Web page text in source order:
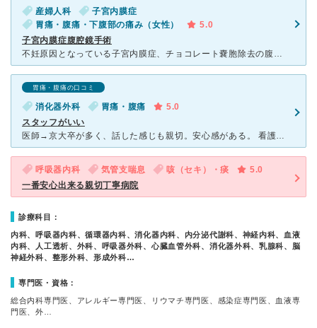
産婦人科
子宮内膜症
胃痛・腹痛・下腹部の痛み（女性）
5.0
子宮内膜症腹腔鏡手術
不妊原因となっている子宮内膜症、チョコレート嚢胞除去の腹腔鏡手術のため受診。外来の待ち時間は1時間程度(大きい病院なら普通レベル)。男性医師だが熱心な説明と挙児希望をふまえた術式を選択して下さった。丁
胃痛・腹痛の口コミ
消化器外科 胃痛・腹痛
5.0
スタッフがいい
医師→京大卒が多く、話した感じも親切。安心感がある。 看護師→親切でテキパキ動いている感じ。 臨床検査技師→きちんとしている感じ。 施設→広くて綺麗 マイナス点→待ち時間が長目のときがある。診
呼吸器内科 気管支喘息 咳（セキ）・痰
5.0
一番安心出来る親切丁寧病院
診療科目：
内科、呼吸器内科、循環器内科、消化器内科、内分泌代謝科、神経内科、血液
内科、人工透析、外科、呼吸器外科、心臓血管外科、消化器外科、乳腺科、脳
神経外科、整形外科、形成外科…
専門医・資格：
総合内科専門医、アレルギー専門医、リウマチ専門医、感染症専門医、血液専
門医、外…